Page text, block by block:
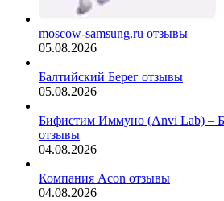
moscow-samsung.ru отзывы
05.08.2026
Балтийский Берег отзывы
05.08.2026
Бифистим Иммуно (Anvi Lab) –
отзывы
04.08.2026
Компания Acon отзывы
04.08.2026